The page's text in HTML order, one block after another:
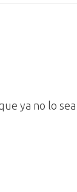
ya no lo sea